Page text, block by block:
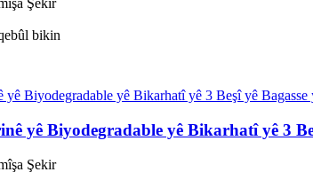
Şekir
bikin
yê Biyodegradable yê Bikarhatî yê 3
Şekir